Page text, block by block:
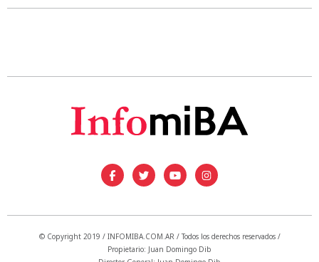
© Copyright 2019 / INFOMIBA.COM.AR / Todos los derechos reservados /
Propietario: Juan Domingo Dib